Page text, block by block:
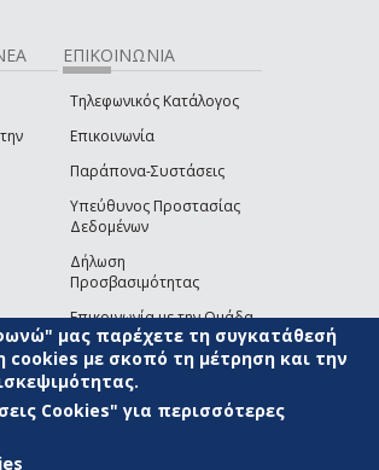
ΕΠΙΚΟΙΝΩΝΙΑ
Τηλεφωνικός Κατάλογος
Επικοινωνία
Παράπονα-Συστάσεις
Υπεύθυνος Προστασίας
Δεδομένων
Δήλωση
Προσβασιμότητας
Επικοινωνία με την Ομάδα
Ανάπτυξης του site(link sends e-mail)
ΟΡΟΙ ΧΡΗΣΗΣ
μας παρέχετε τη συγκατάθεσή
cookies με σκοπό τη μέτρηση και την
Cookies" για περισσότερες